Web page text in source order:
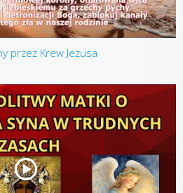
przez Krew Jezusa